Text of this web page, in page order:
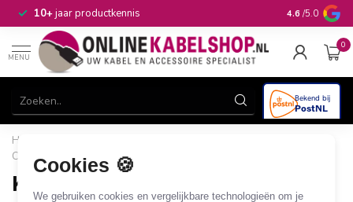
Cookies 🍪
We gebruiken cookies en vergelijkbare technologieën om je
10+jaar productkennis 4.6 /5.0
MENU
0
Home
Computer
/ Koelpad
Koelpad